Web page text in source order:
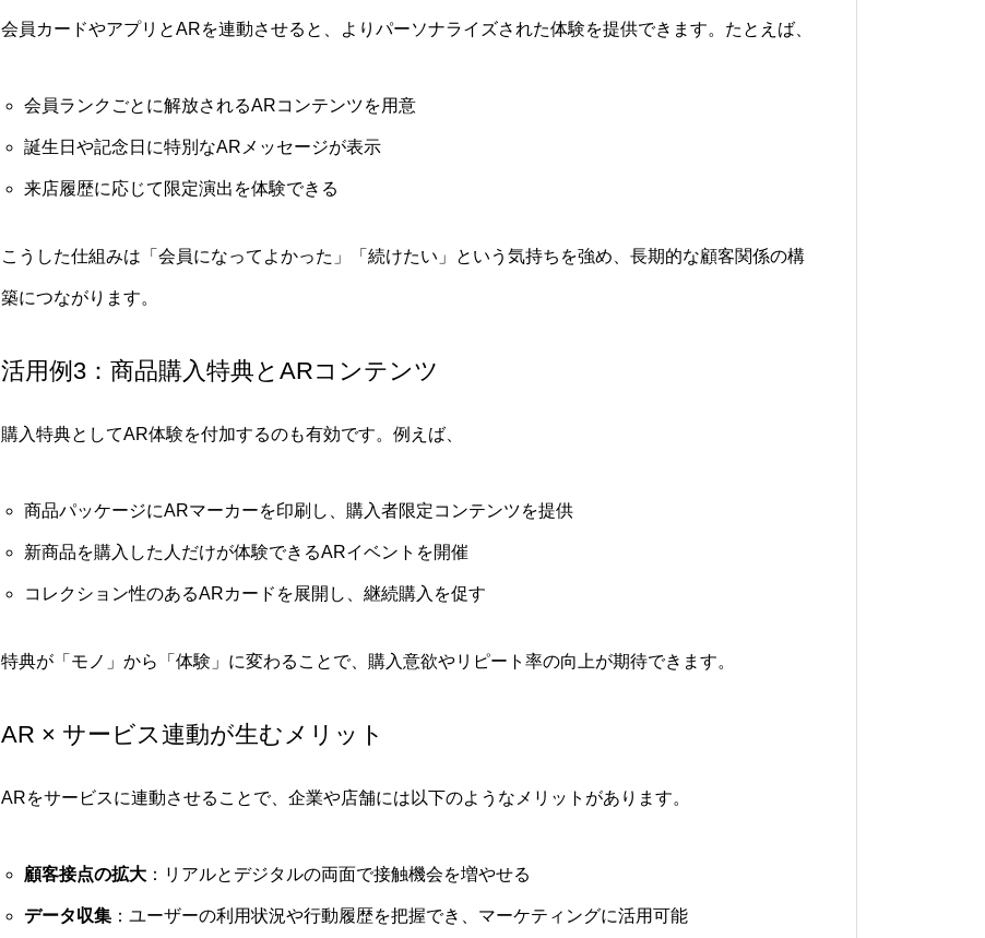
会員カードやアプリとARを連動させると、よりパーソナライズされた体験を提供できます。たとえば、
会員ランクごとに解放されるARコンテンツを用意
誕生日や記念日に特別なARメッセージが表示
来店履歴に応じて限定演出を体験できる
こうした仕組みは「会員になってよかった」「続けたい」という気持ちを強め、長期的な顧客関係の構
築につながります。
活用例3：商品購入特典とARコンテンツ
購入特典としてAR体験を付加するのも有効です。例えば、
商品パッケージにARマーカーを印刷し、購入者限定コンテンツを提供
新商品を購入した人だけが体験できるARイベントを開催
コレクション性のあるARカードを展開し、継続購入を促す
特典が「モノ」から「体験」に変わることで、購入意欲やリピート率の向上が期待できます。
AR × サービス連動が生むメリット
ARをサービスに連動させることで、企業や店舗には以下のようなメリットがあります。
顧客接点の拡大：リアルとデジタルの両面で接触機会を増やせる
データ収集：ユーザーの利用状況や行動履歴を把握でき、マーケティングに活用可能